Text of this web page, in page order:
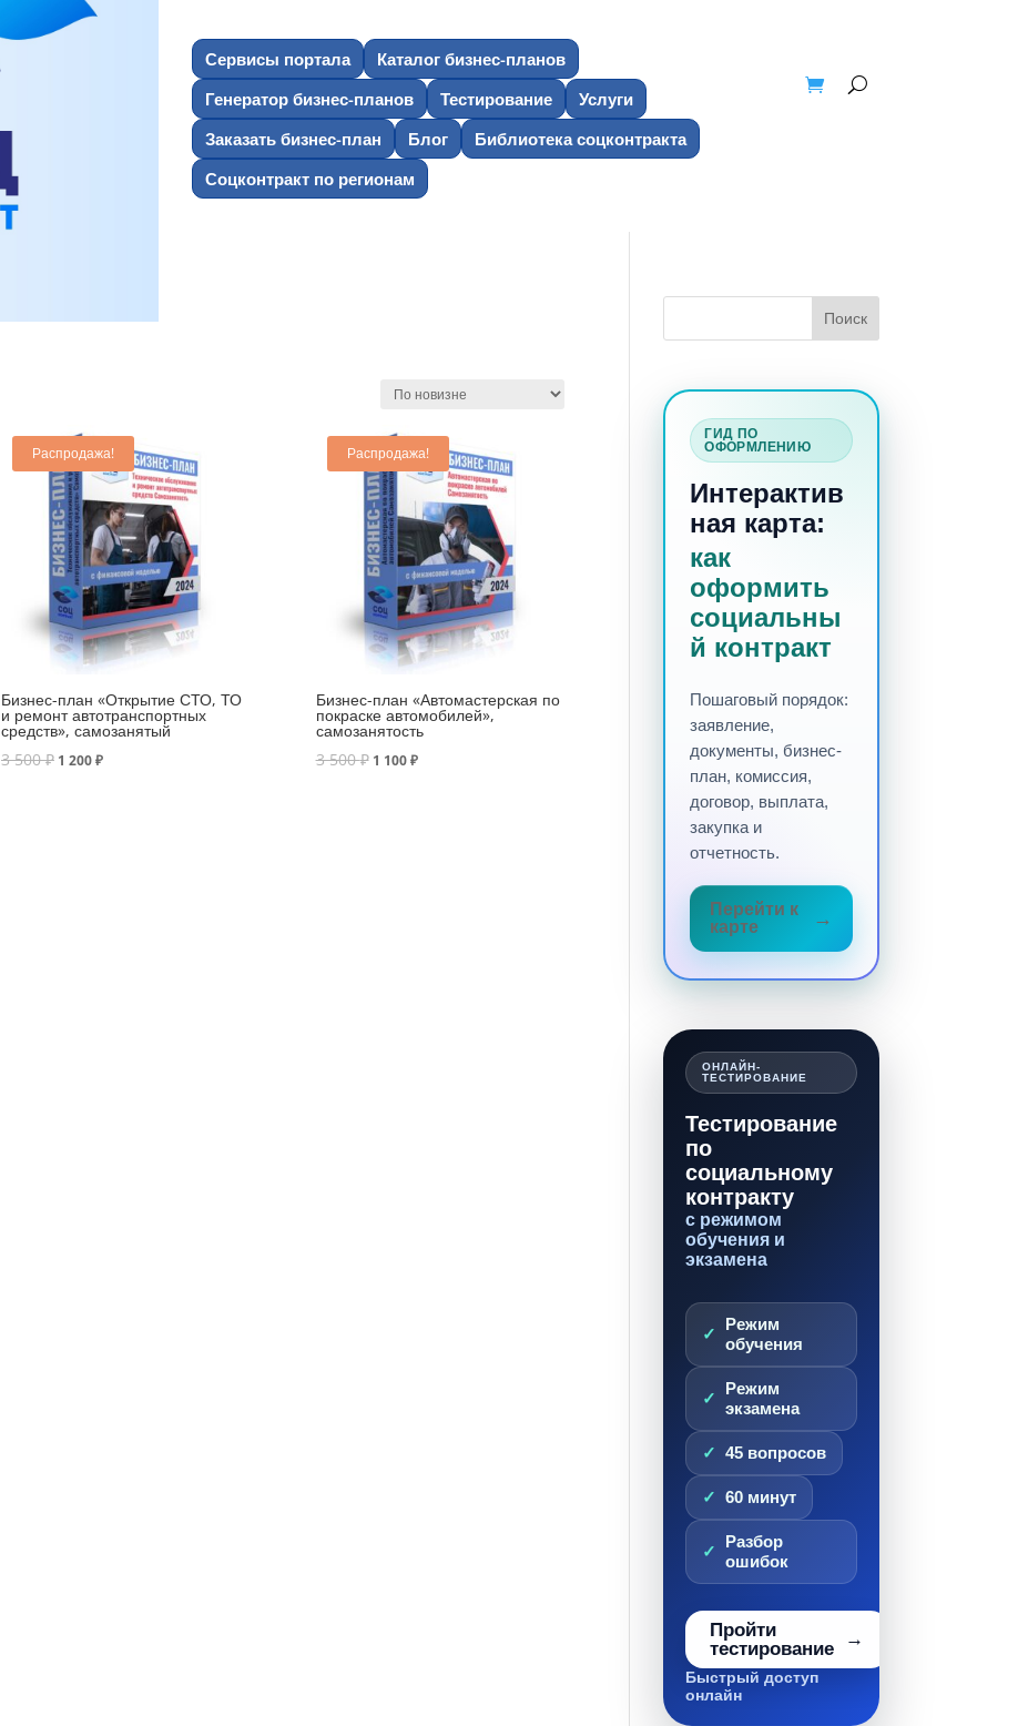
Сервисы портала
Каталог бизнес-планов
Генератор бизнес-планов
Тестирование
Услуги
Заказать бизнес-план
Блог
Библиотека соцконтракта
Соцконтракт по регионам
Распродажа!
Бизнес-план «Открытие СТО, ТО
и ремонт автотранспортных
средств», самозанятый
3 500₽ 1 200₽
Распродажа!
Бизнес-план «Автомастерская по
покраске автомобилей»,
самозанятость
3 500₽ 1 100₽
ГИД ПО
ОФОРМЛЕНИЮ
Интерактив
ная карта:
как
оформить
социальны
й контракт
Пошаговый порядок:
заявление,
документы, бизнес-
план, комиссия,
договор, выплата,
закупка и
отчетность.
Перейти к
карте
ОНЛАЙН-
ТЕСТИРОВАНИЕ
Тестирование
по
социальному
контракту
с режимом
обучения и
экзамена
Режим
обучения
Режим
экзамена
45 вопросов
60 минут
Разбор
ошибок
Пройти
тестирование
Быстрый доступ
онлайн